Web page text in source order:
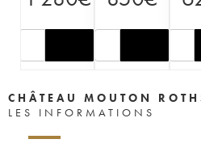
CHÂTEAU MOUTON
LES INFORMATIONS